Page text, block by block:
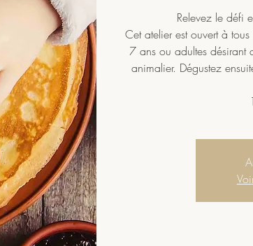
Relevez le défi
Cet atelier est ouvert à
7 ans ou adultes désirant
animalier. Dégustez